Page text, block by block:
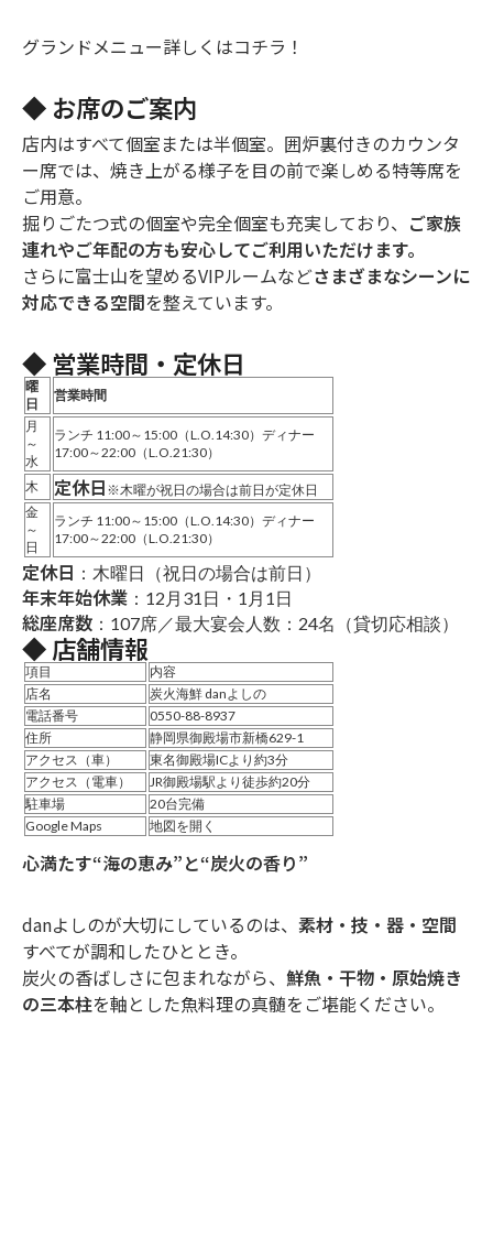
グランドメニュー詳しくはコチラ！
◆ お席のご案内
店内はすべて個室または半個室。囲炉裏付きのカウンタ
ー席では、焼き上がる様子を目の前で楽しめる特等席を
ご用意。
掘りごたつ式の個室や完全個室も充実しており、 ご家族
連れやご年配の方も安心してご利用いただけます。
さらに富士山を望めるVIPルームなどさまざまなシーンに
対応できる空間を整えています。
◆ 営業時間・定休日
曜
日
営業時間
月
～
水
ランチ 11:00～15:00（L.O.14:30）ディナー
17:00～22:00（L.O.21:30）
木 定休日 ※木曜が祝日の場合は前日が定休日
金
～
日
ランチ 11:00～15:00（L.O.14:30）ディナー
17:00～22:00（L.O.21:30）
定休日 ：木曜日（祝日の場合は前日）
年末年始休業 ：12月31日・1月1日
総座席数 ：107席／最大宴会人数：24名（貸切応相談）
◆ 店舗情報
項目
内容
店名
炭火海鮮 danよしの
電話番号
0550-88-8937
住所
静岡県御殿場市新橋629-1
アクセス（車）
東名御殿場ICより約3分
アクセス（電車）
JR御殿場駅より徒歩約20分
駐車場
20台完備
Google Maps
地図を開く
心満たす“海の恵み”と“炭火の香り”
danよしのが大切にしているのは、 素材・技・器・空間
すべてが調和したひととき。
炭火の香ばしさに包まれながら、 鮮魚・干物・原始焼き
の三本柱を軸とした魚料理の真髄をご堪能ください。